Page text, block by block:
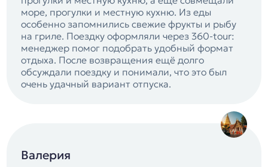
море, прогулки и местную кухню. Из еды
особенно запомнились свежие фрукты и рыбу
на гриле. Поездку оформляли через 360-tour:
менеджер помог подобрать удобный формат
отдыха. После возвращения ещё долго
обсуждали поездку и понимали, что это был
очень удачный вариант отпуска.
Валерия